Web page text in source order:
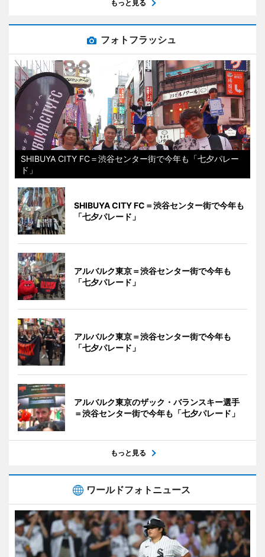
もっと見る
フォトフラッシュ
SHIBUYA CITY FC＝渋谷センター街で今年も「七夕パレー
ド」
SHIBUYA CITY FC＝渋谷センター街で今年も
「七夕パレード」
アルバルク東京＝渋谷センター街で今年も
「七夕パレード」
アルバルク東京＝渋谷センター街で今年も
「七夕パレード」
アルバルク東京のザック・バランスキー選手
＝渋谷センター街で今年も「七夕パレード」
もっと見る
ワールドフォトニュース